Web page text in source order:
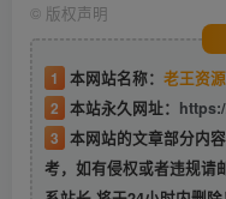
© 版权声明
1 本网站名称： 老王资
2 本站永久网址：
3 本网站的文章部分内
考，如有侵权或者违规